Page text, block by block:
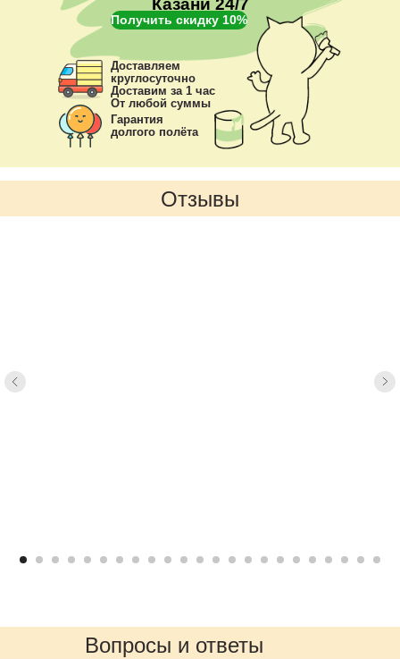
Казани 24/7
Получить скидку 10%
Доставляем
круглосуточно
Доставим за 1 час
От любой суммы
Гарантия
долгого полёта
Отзывы
Вопросы и ответы